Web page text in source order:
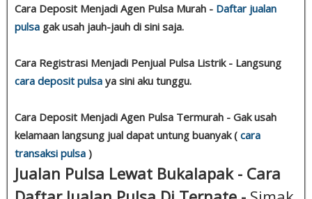
Cara Deposit Menjadi Agen Pulsa Murah - Daftar jualan
pulsa gak usah jauh-jauh di sini saja.
Cara Registrasi Menjadi Penjual Pulsa Listrik - Langsung
cara deposit pulsa ya sini aku tunggu.
Cara Deposit Menjadi Agen Pulsa Termurah - Gak usah
kelamaan langsung jual dapat untung buanyak ( cara
transaksi pulsa )
Jualan Pulsa Lewat Bukalapak - Cara